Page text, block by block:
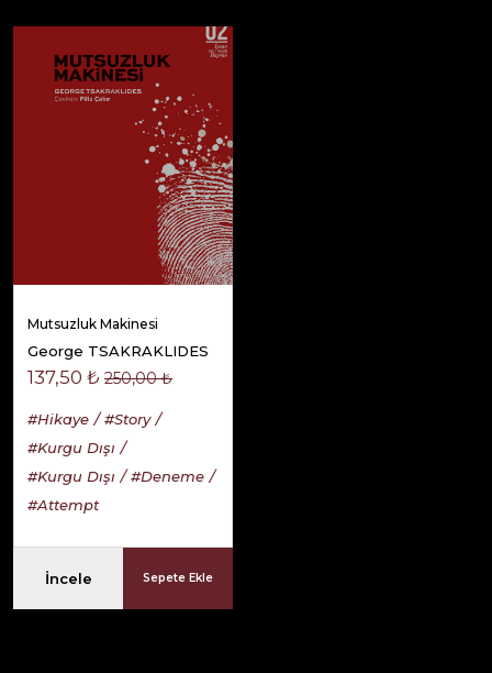
Mutsuzluk Makinesi
George TSAKRAKLIDES
137,50 ₺ 250,00 ₺
#Hikaye
#Story
#Kurgu Dışı
#Kurgu Dışı
#Deneme
#Attempt
İncele Sepete Ekle